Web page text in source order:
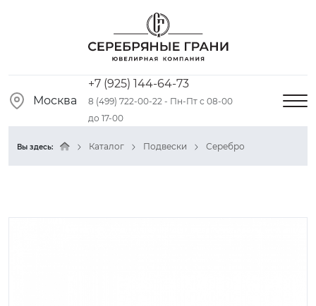
Москва
+7 (925) 144-64-73
8 (499) 722-00-22 - Пн-Пт с 08-00
до 17-00
Вы здесь: Каталог Подвески Серебро